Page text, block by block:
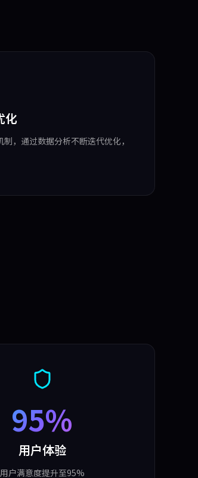
化
，通过数据分析不断迭代优化，
95%
用户体验
用户满意度提升至95%